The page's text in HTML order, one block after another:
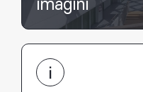
imagini